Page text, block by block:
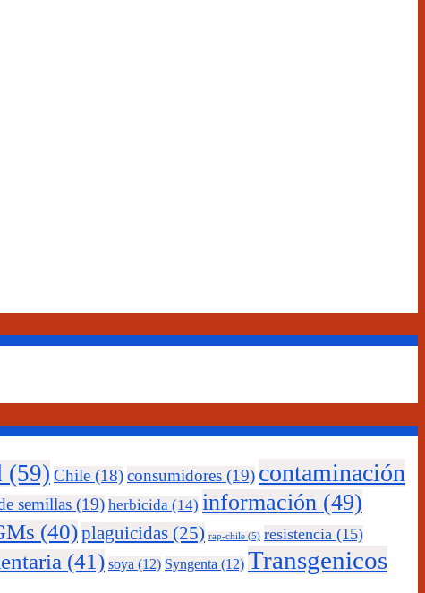
(59) Chile (18)consumidores (19) contaminación
semillas (19) herbicida (14) información (49)
(40)plaguicidas (25) rap-chile (5) resistencia (15)
(41) soya (12) Syngenta (12) Transgenicos